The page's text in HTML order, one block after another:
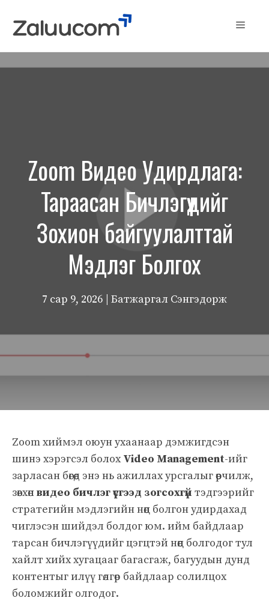
Menu
Zoom Видео Удирдлага:
Тараасан Бичлэгүүдийг
Зохион байгуулалттай
Мэдлэг Болгох
7 сар 9, 2026 | Батжаргал Сэнгэдорж
Zoom хиймэл оюун ухаанаар дэмжигдсэн
шинэ хэрэгсэл болохVideo Management-ийг
зарласан бөгөөд энэ нь ажиллах урсгалыг өөрчилж,
зөвхөнвидео бичлэг үүсгээд зогсохгүй тэдгээрийг
стратегийн мэдлэгийн нөөц болгон удирдахад
чиглэсэн шийдэл болдог юм. ийм байдлаар
тарсан бичлэгүүдийг цэгцтэй нөөц болгодог тул
хайлт хийх хугацааг багасгаж, багуудын дунд
контентыг илүү гөлгөр байдлаар солилцох
боломжийг олгодог.